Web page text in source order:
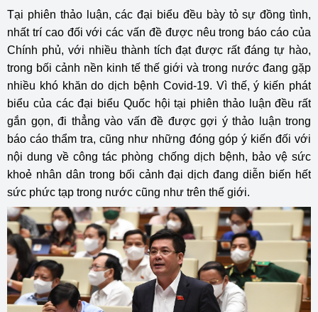
Tại phiên thảo luận, các đại biểu đều bày tỏ sự đồng tình,
nhất trí cao đối với các vấn đề được nêu trong báo cáo của
Chính phủ, với nhiều thành tích đạt được rất đáng tự hào,
trong bối cảnh nền kinh tế thế giới và trong nước đang gặp
nhiều khó khăn do dịch bệnh Covid-19. Vì thế, ý kiến phát
biểu của các đại biểu Quốc hội tại phiên thảo luận đều rất
gắn gọn, đi thẳng vào vấn đề được gợi ý thảo luận trong
báo cáo thẩm tra, cũng như những đóng góp ý kiến đối với
nội dung về công tác phòng chống dịch bệnh, bảo vệ sức
khoẻ nhân dân trong bối cảnh đại dịch đang diễn biến hết
sức phức tạp trong nước cũng như trên thế giới.